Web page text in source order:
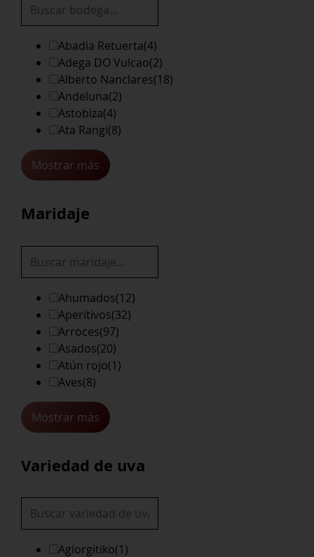
Abadia Retuerta(4)
Adega DO Vulcao(2)
Alberto Nanclares(18)
Andeluna(2)
Astobiza(4)
Ata Rangi(8)
Mostrar más
Maridaje
Ahumados(12)
Aperitivos(32)
Arroces(97)
Asados(20)
Atún rojo(1)
Aves(8)
Mostrar más
Variedad de uva
Agiorgitiko(1)